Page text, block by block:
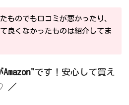
ものでも口コミが悪かったり、
良くなかったものは紹介してま
です！安心して買え
／